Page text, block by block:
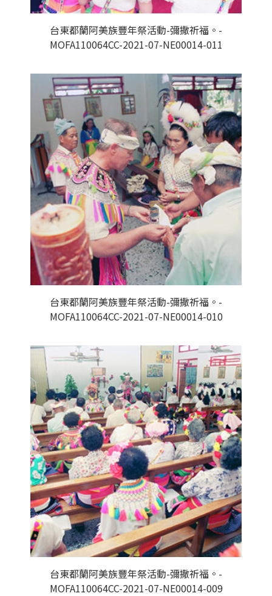
台東都蘭阿美族豐年祭活動-彌撒祈福。-
MOFA110064CC-2021-07-NE00014-011
台東都蘭阿美族豐年祭活動-彌撒祈福。-
MOFA110064CC-2021-07-NE00014-010
台東都蘭阿美族豐年祭活動-彌撒祈福。-
MOFA110064CC-2021-07-NE00014-009